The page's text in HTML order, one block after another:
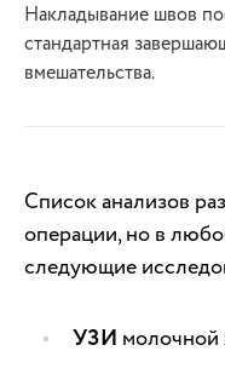
Накладывание швов
стандартная
вмешательства.
Список анализов
операции, но в
следующие
УЗИ молочной